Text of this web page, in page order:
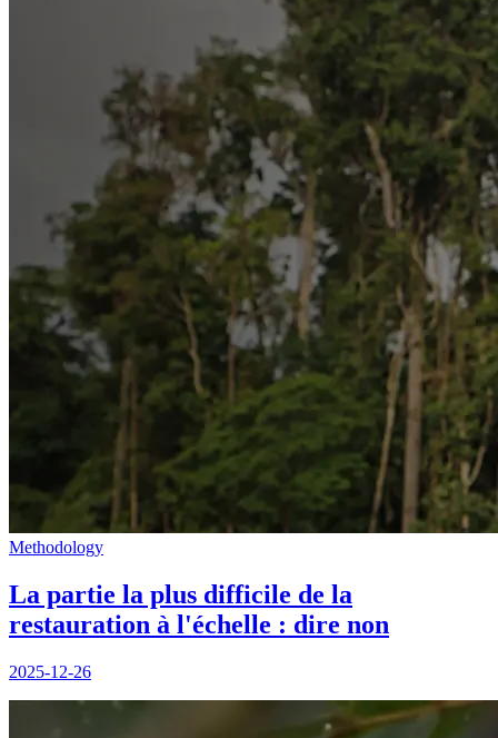
Methodology
La partie la plus difficile de la
restauration à l'échelle : dire non
2025-12-26